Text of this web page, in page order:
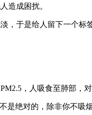
造成困扰。
，于是给人留下一个标
，人吸食至肺部，对
是绝对的，除非你不吸